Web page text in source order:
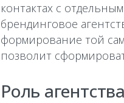
контактах с
брендинговое
формирование той
позволит
Роль агентства